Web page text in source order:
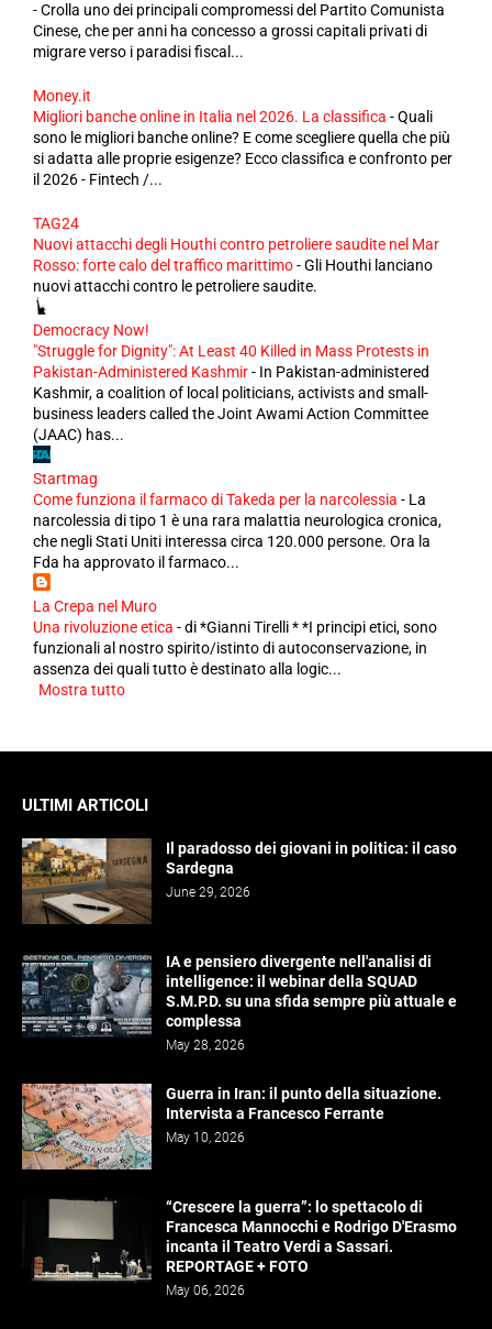
-Crolla uno dei principali compromessi del Partito Comunista
Cinese, che per anni ha concesso a grossi capitali privati di
migrare verso i paradisi fiscal...
Money.it
Migliori banche online in Italia nel 2026. La classifica -Quali
sono le migliori banche online? E come scegliere quella che più
si adatta alle proprie esigenze? Ecco classifica e confronto per
il 2026 - Fintech /...
TAG24
Nuovi attacchi degli Houthi contro petroliere saudite nel Mar
Rosso: forte calo del traffico marittimo-Gli Houthi lanciano
nuovi attacchi contro le petroliere saudite.
Democracy Now!
"Struggle for Dignity": At Least 40 Killed in Mass Protests in
Pakistan-Administered Kashmir- In Pakistan-administered
Kashmir, a coalition of local politicians, activists and small-
business leaders called the Joint Awami Action Committee
(JAAC) has...
Startmag
Come funziona il farmaco di Takeda per la narcolessia - La
narcolessia di tipo 1 è una rara malattia neurologica cronica,
che negli Stati Uniti interessa circa 120.000 persone. Ora la
Fda ha approvato il farmaco...
La Crepa nel Muro
Una rivoluzione etica -di *Gianni Tirelli * *I principi etici, sono
funzionali al nostro spirito/istinto di autoconservazione, in
assenza dei quali tutto è destinato alla logic...
Mostra tutto
ULTIMI ARTICOLI
Il paradosso dei giovani in politica: il caso
Sardegna
June 29, 2026
IA e pensiero divergente nell'analisi di
intelligence: il webinar della SQUAD
S.M.P.D. su una sfida sempre più attuale e
complessa
May 28, 2026
Guerra in Iran: il punto della situazione.
Intervista a Francesco Ferrante
May 10, 2026
“Crescere la guerra”: lo spettacolo di
Francesca Mannocchi e Rodrigo D'Erasmo
incanta il Teatro Verdi a Sassari.
REPORTAGE + FOTO
May 06, 2026